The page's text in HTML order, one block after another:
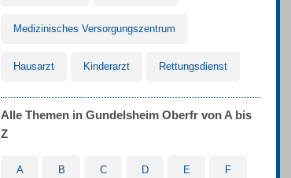
Medizinisches Versorgungszentrum
Hausarzt Kinderarzt Rettungsdienst
Alle Themen in Gundelsheim Oberfr von A bis
Z
A B C D E F